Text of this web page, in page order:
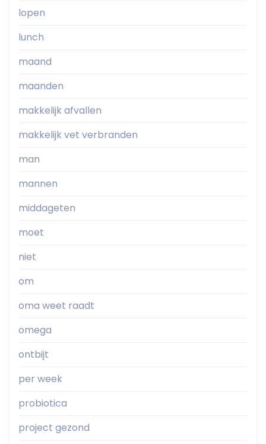
lopen
lunch
maand
maanden
makkelijk afvallen
makkelijk vet verbranden
man
mannen
middageten
moet
niet
om
oma weet raadt
omega
ontbijt
per week
probiotica
project gezond